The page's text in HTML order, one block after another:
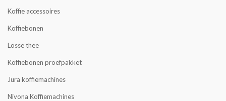
Koffie accessoires
Koffiebonen
Losse thee
Koffiebonen proefpakket
Jura koffiemachines
Nivona Koffiemachines